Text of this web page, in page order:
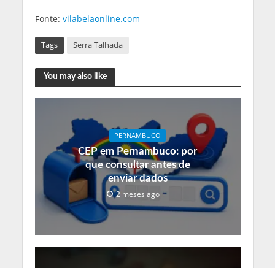
Fonte: vilabelaonline.com
Tags Serra Talhada
You may also like
PERNAMBUCO
CEP em Pernambuco: por
que consultar antes de
enviar dados
2 meses ago